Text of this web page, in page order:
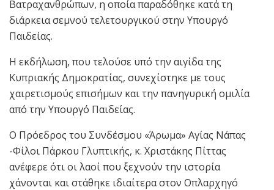
Βατραχανθρώπων, η οποία παραδόθηκε κατά τη
διάρκεια σεμνού τελετουργικού στην Υπουργό
Παιδείας.
Η εκδήλωση, που τελούσε υπό την αιγίδα της
Κυπριακής Δημοκρατίας, συνεχίστηκε με τους
χαιρετισμούς επισήμων και την πανηγυρική ομιλία
από την Υπουργό Παιδείας.
Ο Πρόεδρος του Συνδέσμου «Άρωμα» Αγίας Νάπας
-Φίλοι Πάρκου Γλυπτικής, κ. Χριστάκης Πίττας
ανέφερε ότι οι λαοί που ξεχνούν την ιστορία
χάνονται και στάθηκε ιδιαίτερα στον Οπλαρχηγό